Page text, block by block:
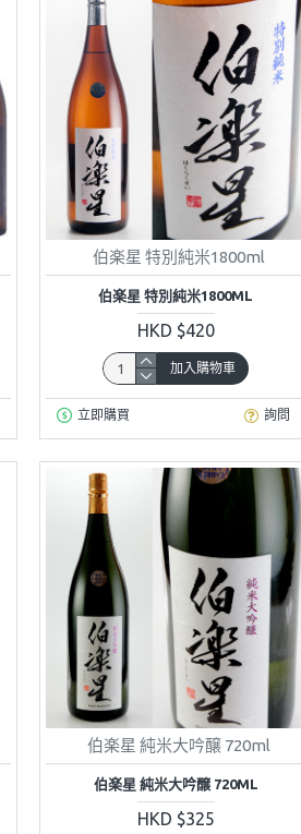
伯楽星 特別純米1800ml
伯楽星 特別純米1800ML
HKD $420
加入購物車
立即購買 詢問
伯楽星 純米大吟醸 720ml
伯楽星 純米大吟醸 720ML
HKD $325